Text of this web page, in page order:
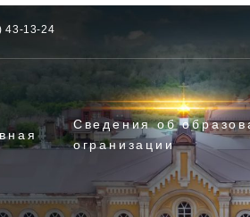
43-13-24
Сведения об
огранизации